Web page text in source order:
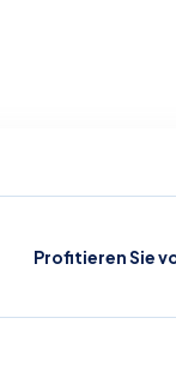
Profitieren Sie